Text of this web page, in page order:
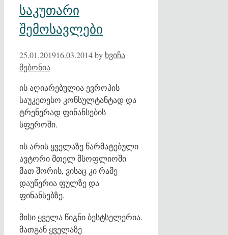
საკუთარი
შემოსავლები
25.01.201916.03.2014by ხვიჩა
მებონია
ის აღიარებულია ევროპის
საუკეთესო კონსულტანტად და
ტრენერად ფინანსების
სფეროში.
ის არის ყველაზე წარმატებული
ავტორი მთელ მსოფლიოში
მათ შორის, ვისაც კი რამე
დაუწერია ფულზე და
ფინანსებზე.
მისი ყველა წიგნი ბესტსელერია.
მათგან ყველაზე